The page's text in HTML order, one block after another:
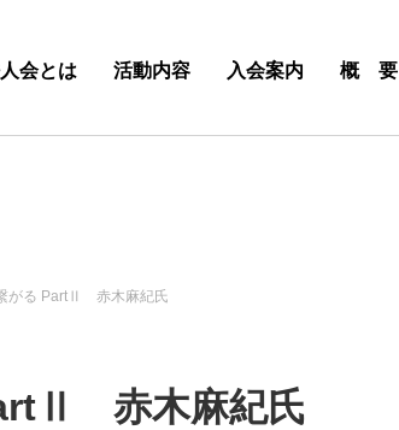
会とは 活動内容 入会案内 概 要
がる PartⅡ 赤木麻紀氏
赤木麻紀氏